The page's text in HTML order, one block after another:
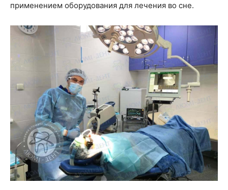
применением оборудования для лечения во сне.